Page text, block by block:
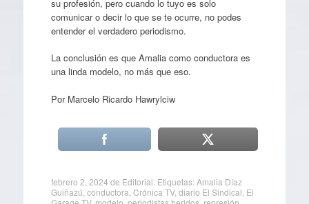
su profesión, pero cuando lo tuyo es solo
comunicar o decir lo que se te ocurre, no podes
entender el verdadero periodismo.
La conclusión es que Amalia como conductora es
una linda modelo, no más que eso.
Por Marcelo Ricardo Hawrylciw
febrero 2, 2024 de Editorial . Etiquetas:Amalia Díaz
Guiñazú conductora Crónica TV, diario El Sindical El